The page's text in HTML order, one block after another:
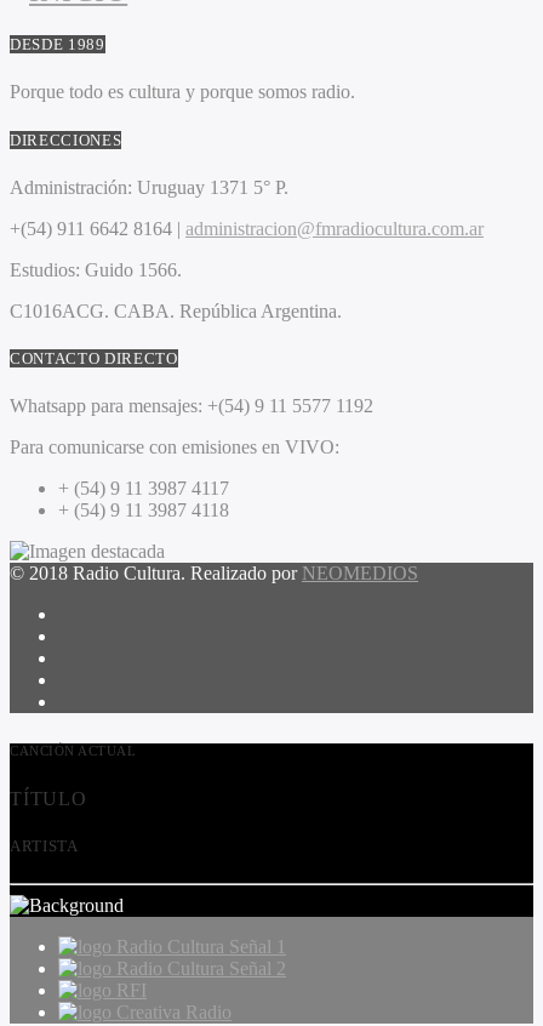
DESDE 1989
Porque todo es cultura y porque somos radio.
DIRECCIONES
Administración: Uruguay 1371 5° P.
+(54) 911 6642 8164 | administracion@fmradiocultura.com.ar
Estudios: Guido 1566.
C1016ACG. CABA. República Argentina.
CONTACTO DIRECTO
Whatsapp para mensajes: +(54) 9 11 5577 1192
Para comunicarse con emisiones en VIVO:
+ (54) 9 11 3987 4117
+ (54) 9 11 3987 4118
© 2018 Radio Cultura. Realizado por NEOMEDIOS
CANCIÓN ACTUAL
TÍTULO
ARTISTA
Radio Cultura Señal 1
Radio Cultura Señal 2
RFI
Creativa Radio